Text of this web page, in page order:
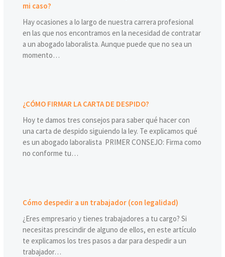
mi caso?
Hay ocasiones a lo largo de nuestra carrera profesional
en las que nos encontramos en la necesidad de contratar
a un abogado laboralista. Aunque puede que no sea un
momento…
¿CÓMO FIRMAR LA CARTA DE DESPIDO?
Hoy te damos tres consejos para saber qué hacer con
una carta de despido siguiendo la ley. Te explicamos qué
es un abogado laboralista PRIMER CONSEJO: Firma como
no conforme tu…
Cómo despedir a un trabajador (con legalidad)
¿Eres empresario y tienes trabajadores a tu cargo? Si
necesitas prescindir de alguno de ellos, en este artículo
te explicamos los tres pasos a dar para despedir a un
trabajador…